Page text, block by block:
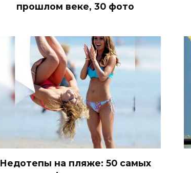
прошлом веке, 30 фото
Недотепы на пляже: 50 самых